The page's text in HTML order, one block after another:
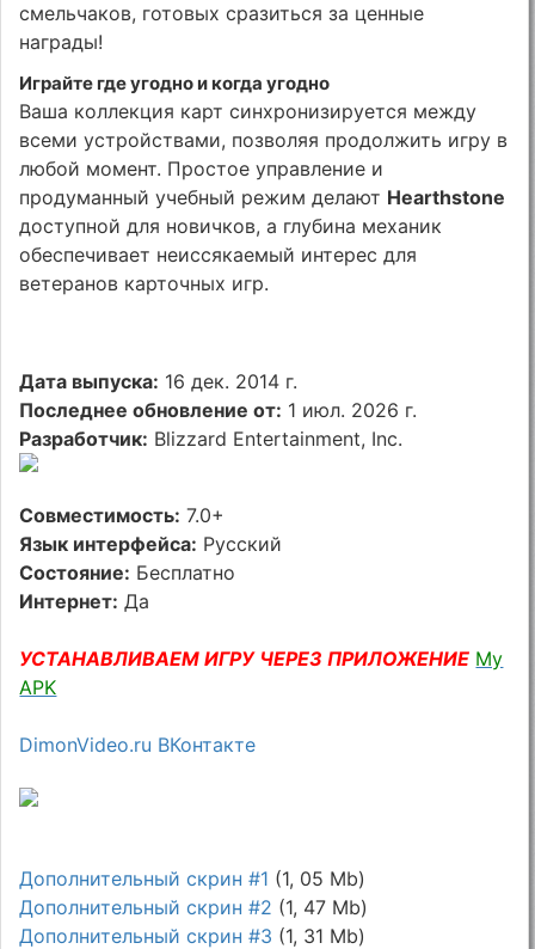
смельчаков, готовых сразиться за ценные
награды!
Играйте где угодно и когда угодно
Ваша коллекция карт синхронизируется между
всеми устройствами, позволяя продолжить игру в
любой момент. Простое управление и
продуманный учебный режим делают Hearthstone
доступной для новичков, а глубина механик
обеспечивает неиссякаемый интерес для
ветеранов карточных игр.
Дата выпуска: 16 дек. 2014 г.
Последнее обновление от: 1 июл. 2026 г.
Разработчик: Blizzard Entertainment, Inc.
Совместимость: 7.0+
Язык интерфейса: Русский
Состояние: Бесплатно
Интернет: Да
УСТАНАВЛИВАЕМ ИГРУ ЧЕРЕЗ ПРИЛОЖЕНИЕ My
APK
DimonVideo.ru ВКонтакте
Дополнительный скрин #1 (1, 05 Mb)
Дополнительный скрин #2 (1, 47 Mb)
Дополнительный скрин #3 (1, 31 Mb)